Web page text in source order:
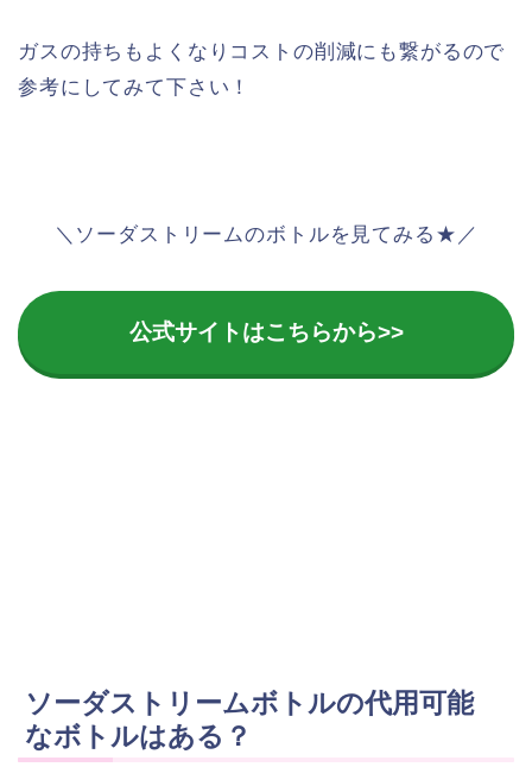
ガスの持ちもよくなりコストの削減にも繋がるので
参考にしてみて下さい！
＼ソーダストリームのボトルを見てみる★／
公式サイトはこちらから>>
ソーダストリームボトルの代用可能
なボトルはある？